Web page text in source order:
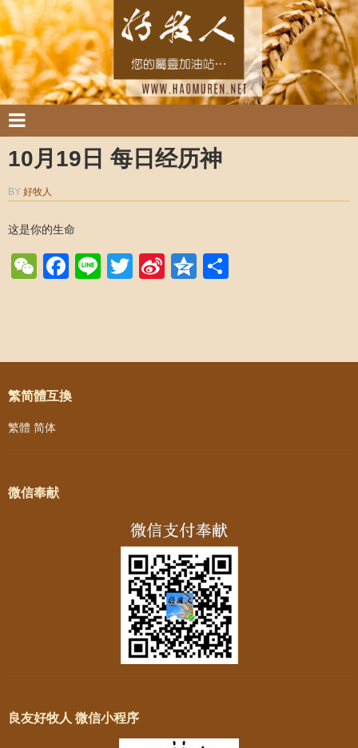
10月19日 每日经历神
BY 好牧人
这是你的生命
WeChat
Facebook
LineTwitter
SinaQzone
Post navigation
繁简體互換
繁體 简体
微信奉献
良友好牧人 微信小程序